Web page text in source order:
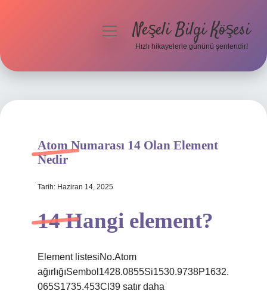
Hakkımızda
menüyüNeşeli Bilgi Köşesi
Hızlı hikayelerle gününü şenlendir!
Atom Numarası 14 Olan Element
Nedir
Tarih: Haziran 14, 2025
14 Hangi element?
Element listesiNo.Atom
ağırlığıSembol1428.0855Si1530.9738P1632.
065S1735.453Cl39 satır daha